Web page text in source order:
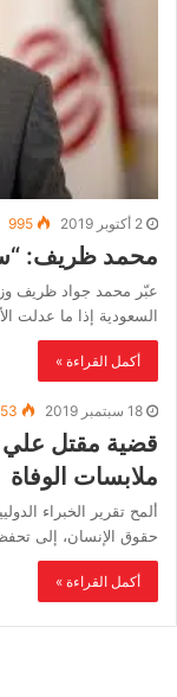
2 أكتوبر 2019 995
محمد ظريف:
عبّر محمد جواد ظريف
السعودية إذا ما عدلت
أكمل القراءة »
18 سبتمبر 2019
قضية مقتل علي
ملابسات الوفاة
ألمح تقرير الخبراء
حقوق الإنسان، إلى
أكمل القراءة »